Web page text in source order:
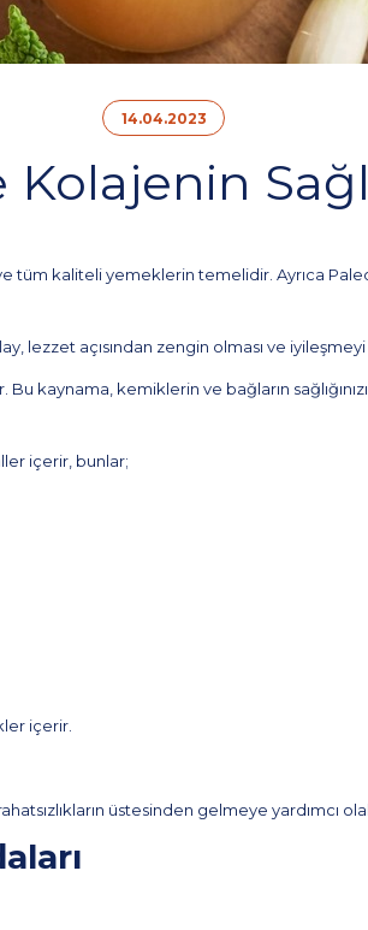
14.04.2023
tüm kaliteli yemeklerin temelidir. Ayrıca
lezzet açısından zengin olması ve iyileşmeyi
kaynama, kemiklerin ve bağların
içerir, bunlar;
içerir.
üstesinden gelmeye yardımcı